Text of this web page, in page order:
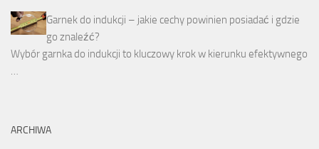
Garnek do indukcji – jakie cechy powinien posiadać i gdzie
go znaleźć?
Wybór garnka do indukcji to kluczowy krok w kierunku efektywnego
…
ARCHIWA